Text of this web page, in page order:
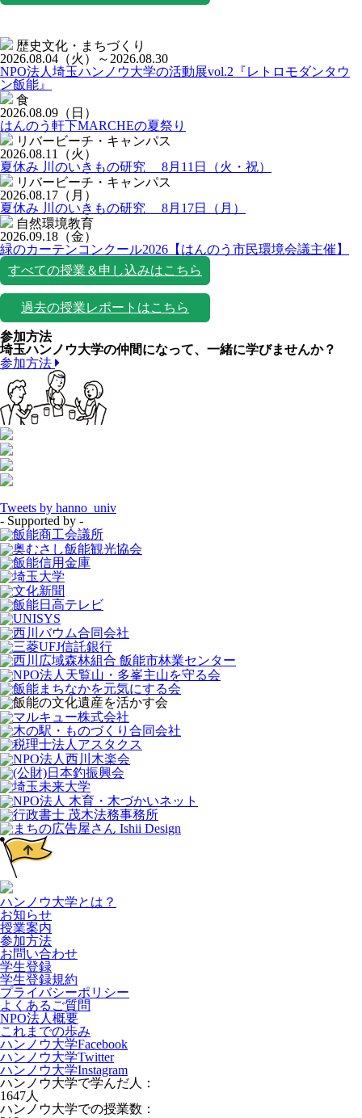
歴史文化・まちづくり
2026.08.04 （火）
～2026.08.30
NPO法人埼玉ハンノウ大学の活動展vol.2『レトロモダンタウ
ン飯能』
食
2026.08.09 （日）
はんのう軒下MARCHEの夏祭り
リバービーチ・キャンパス
2026.08.11
（火）
夏休み 川のいきもの研究 8月11日（火・祝）
リバービーチ・キャンパス
2026.08.17 （月）
夏休み 川のいきもの研究 8月17日（月）
自然環境教育
2026.09.18 （金）
緑のカーテンコンクール2026【はんのう市民環境会議主催】
すべての授業＆申し込みはこちら
過去の授業レポートはこちら
参加方法
埼玉ハンノウ大学の仲間になって、一緒に学びませんか？
参加方法
Tweets by hanno_univ
- Supported by -
ハンノウ大学とは？
お知らせ
授業案内
参加方法
お問い合わせ
学生登録
学生登録規約
プライバシーポリシー
よくあるご質問
NPO法人概要
これまでの歩み
ハンノウ大学Facebook
ハンノウ大学Twitter
ハンノウ大学Instagram
ハンノウ大学で学んだ人：
1647人
ハンノウ大学での授業数：